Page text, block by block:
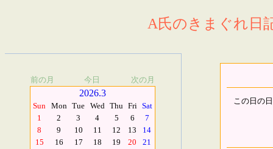
A氏のきまぐれ日
前の月 今日 次の月
2026.3
Sun Mon Tue Wed Thu Fri Sat
1
2 3 4 5 6
7
8
9 10 11 12 13
14
15
16 17 18 19 20
21
この日の